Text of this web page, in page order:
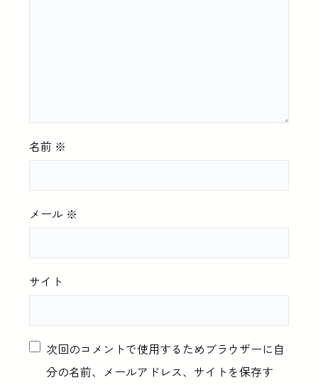
名前 ※
メール ※
サイト
次回のコメントで使用するためブラウザーに自
分の名前、メールアドレス、サイトを保存す